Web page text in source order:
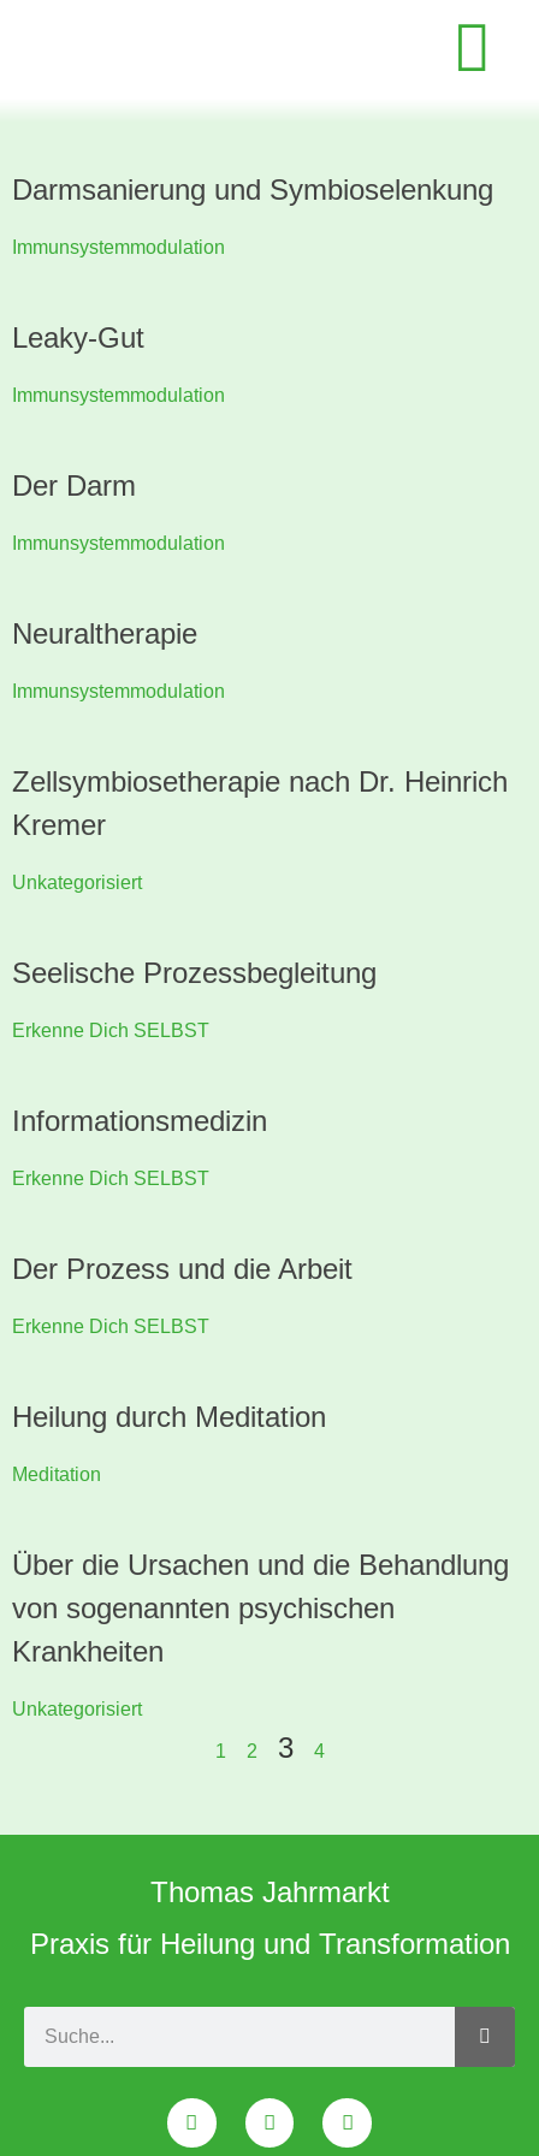
Darmsanierung und Symbioselenkung
Immunsystemmodulation
Leaky-Gut
Immunsystemmodulation
Der Darm
Immunsystemmodulation
Neuraltherapie
Immunsystemmodulation
Zellsymbiosetherapie nach Dr. Heinrich
Kremer
Unkategorisiert
Seelische Prozessbegleitung
Erkenne Dich SELBST
Informationsmedizin
Erkenne Dich SELBST
Der Prozess und die Arbeit
Erkenne Dich SELBST
Heilung durch Meditation
Meditation
Über die Ursachen und die Behandlung
von sogenannten psychischen
Krankheiten
Unkategorisiert
1 2 3 4
Thomas Jahrmarkt
Praxis für Heilung und Transformation